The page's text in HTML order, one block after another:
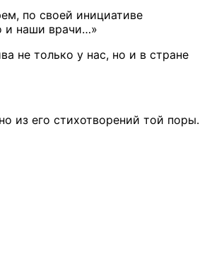
по своей инициативе
и наши врачи…»
не только у нас, но и в стране
из его стихотворений той поры.